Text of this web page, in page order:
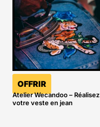
OFFRIR
Atelier Wecandoo – Réalisez
votre veste en jean